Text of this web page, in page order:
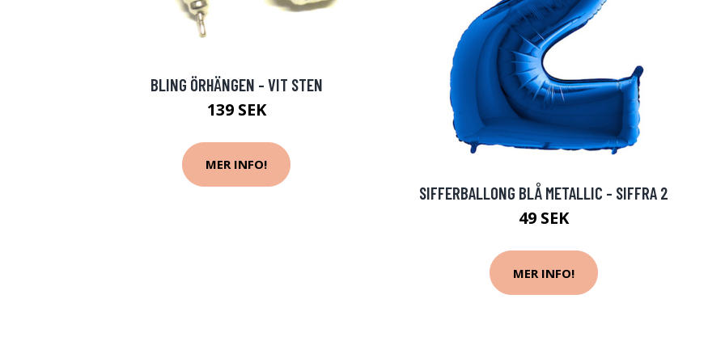
BLING ÖRHÄNGEN - VIT STEN
139 SEK
MER INFO!
SIFFERBALLONG BLÅ METALLIC - SIFFRA 2
49 SEK
MER INFO!